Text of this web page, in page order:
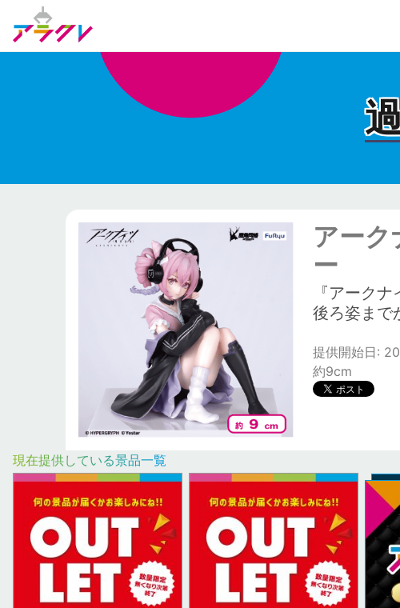
アー
ー
『アーク
後ろ姿まで
提供開始日:
約9cm
現在提供している景品一覧